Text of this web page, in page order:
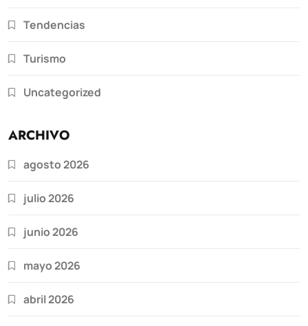
Tendencias
Turismo
Uncategorized
ARCHIVO
agosto 2026
julio 2026
junio 2026
mayo 2026
abril 2026